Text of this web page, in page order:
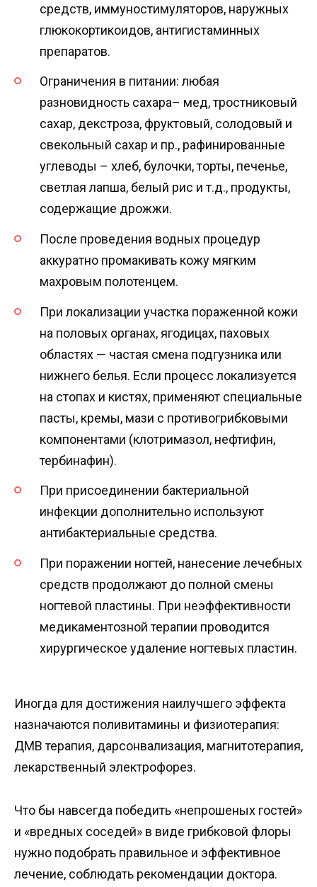
средств, иммуностимуляторов, наружных
глюкокортикоидов, антигистаминных
препаратов.
Ограничения в питании: любая
разновидность сахара– мед, тростниковый
сахар, декстроза, фруктовый, солодовый и
свекольный сахар и пр., рафинированные
углеводы – хлеб, булочки, торты, печенье,
светлая лапша, белый рис и т.д., продукты,
содержащие дрожжи.
После проведения водных процедур
аккуратно промакивать кожу мягким
махровым полотенцем.
При локализации участка пораженной кожи
на половых органах, ягодицах, паховых
областях — частая смена подгузника или
нижнего белья. Если процесс локализуется
на стопах и кистях, применяют специальные
пасты, кремы, мази с противогрибковыми
компонентами (клотримазол, нефтифин,
тербинафин).
При присоединении бактериальной
инфекции дополнительно используют
антибактериальные средства.
При поражении ногтей, нанесение лечебных
средств продолжают до полной смены
ногтевой пластины. При неэффективности
медикаментозной терапии проводится
хирургическое удаление ногтевых пластин.
Иногда для достижения наилучшего эффекта
назначаются поливитамины и физиотерапия:
ДМВ терапия, дарсонвализация, магнитотерапия,
лекарственный электрофорез.
Что бы навсегда победить «непрошеных гостей»
и «вредных соседей» в виде грибковой флоры
нужно подобрать правильное и эффективное
лечение, соблюдать рекомендации доктора.